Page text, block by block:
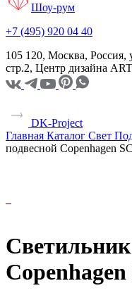
Шоу-рум
+7 (495) 920 04 40
105 120, Москва,
стр.2, Центр дизайна
DK-Project
Главная Каталог Свет
подвесной Copenhagen
Copenhagen